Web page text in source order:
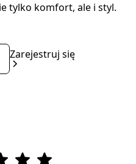
tylko komfort, ale i styl.
Zarejestruj się